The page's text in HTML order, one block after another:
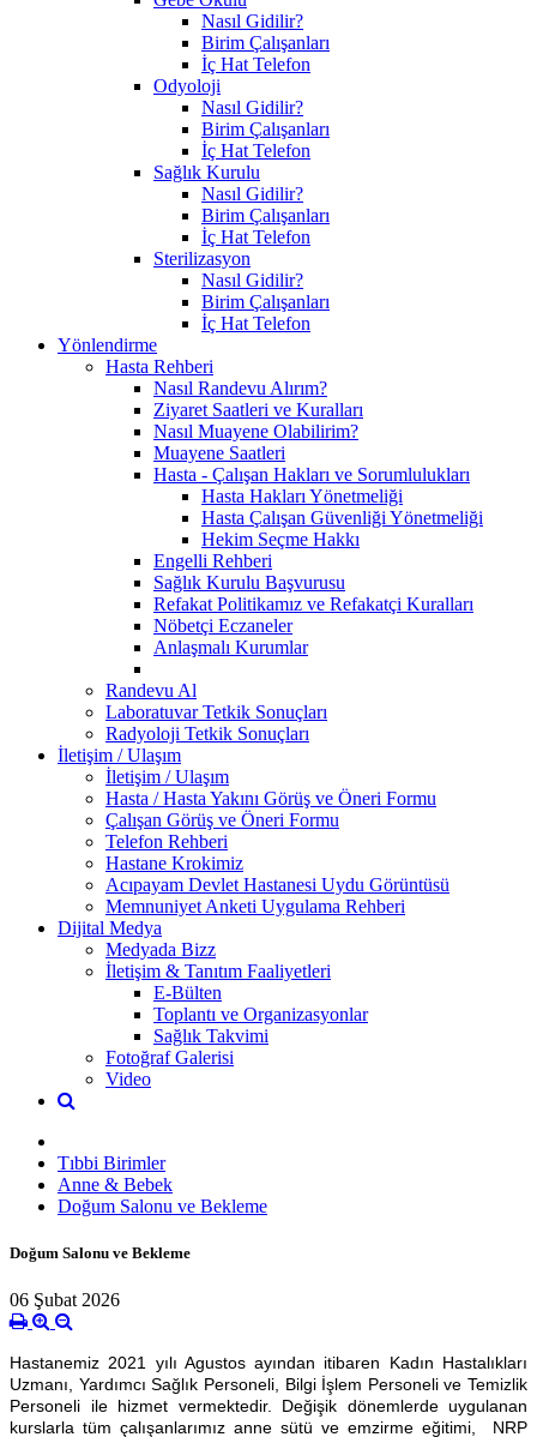
Nasıl Gidilir?
Birim Çalışanları
İç Hat Telefon
Odyoloji
Nasıl Gidilir?
Birim Çalışanları
İç Hat Telefon
Sağlık Kurulu
Nasıl Gidilir?
Birim Çalışanları
İç Hat Telefon
Sterilizasyon
Nasıl Gidilir?
Birim Çalışanları
İç Hat Telefon
Yönlendirme
Hasta Rehberi
Nasıl Randevu Alırım?
Ziyaret Saatleri ve Kuralları
Nasıl Muayene Olabilirim?
Muayene Saatleri
Hasta - Çalışan Hakları ve Sorumlulukları
Hasta Hakları Yönetmeliği
Hasta Çalışan Güvenliği Yönetmeliği
Hekim Seçme Hakkı
Engelli Rehberi
Sağlık Kurulu Başvurusu
Refakat Politikamız ve Refakatçi Kuralları
Nöbetçi Eczaneler
Anlaşmalı Kurumlar
Randevu Al
Laboratuvar Tetkik Sonuçları
Radyoloji Tetkik Sonuçları
İletişim / Ulaşım
İletişim / Ulaşım
Hasta / Hasta Yakını Görüş ve Öneri Formu
Çalışan Görüş ve Öneri Formu
Telefon Rehberi
Hastane Krokimiz
Acıpayam Devlet Hastanesi Uydu Görüntüsü
Memnuniyet Anketi Uygulama Rehberi
Dijital Medya
Medyada Bizz
İletişim & Tanıtım Faaliyetleri
E-Bülten
Toplantı ve Organizasyonlar
Sağlık Takvimi
Fotoğraf Galerisi
Video
Tıbbi Birimler
Anne & Bebek
Doğum Salonu ve Bekleme
Doğum Salonu ve Bekleme
06 Şubat 2026
Hastanemiz 2021 yılı Agustos ayından itibaren Kadın Hastalıkları
Uzmanı, Yardımcı Sağlık Personeli, Bilgi İşlem Personeli ve Temizlik
Personeli ile hizmet vermektedir. Değişik dönemlerde uygulanan
kurslarla tüm çalışanlarımız anne sütü ve emzirme eğitimi, NRP